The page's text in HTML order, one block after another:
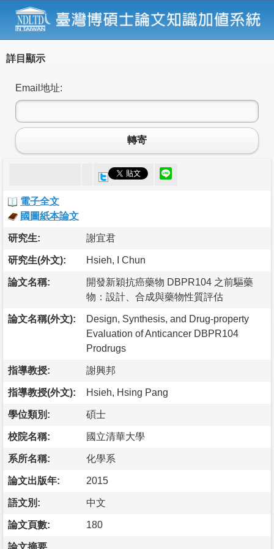
詳目顯示
Email地址:
轉寄
電子全文
國圖紙本論文
研究生: 謝宜君
研究生(外文): Hsieh, I Chun
論文名稱:
開發新穎抗癌藥物 DBPR104 之前驅藥
物：設計、合成與藥物性質評估
論文名稱(外文):
Design, Synthesis, and Drug-property
Evaluation of Anticancer DBPR104
Prodrugs
指導教授: 謝興邦
指導教授(外文): Hsieh, Hsing Pang
學位類別: 碩士
校院名稱: 國立清華大學
系所名稱: 化學系
論文出版年: 2015
語文別: 中文
論文頁數: 180
論文摘要